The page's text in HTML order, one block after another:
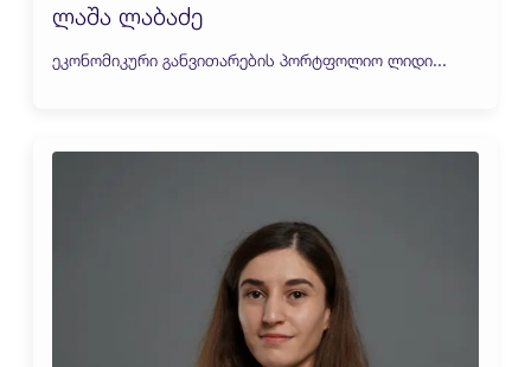
ლაშა ლაბაძე
ეკონომიკური განვითარების პორტფოლიო ლიდი...